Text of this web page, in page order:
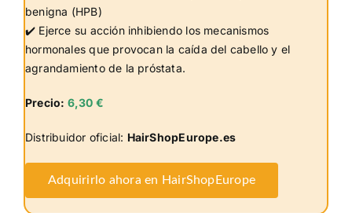
benigna (HPB)
✔️ Ejerce su acción inhibiendo los mecanismos
hormonales que provocan la caída del cabello y el
agrandamiento de la próstata.
Precio: 6,30 €
Distribuidor oficial: HairShopEurope.es
Adquirirlo ahora en HairShopEurope